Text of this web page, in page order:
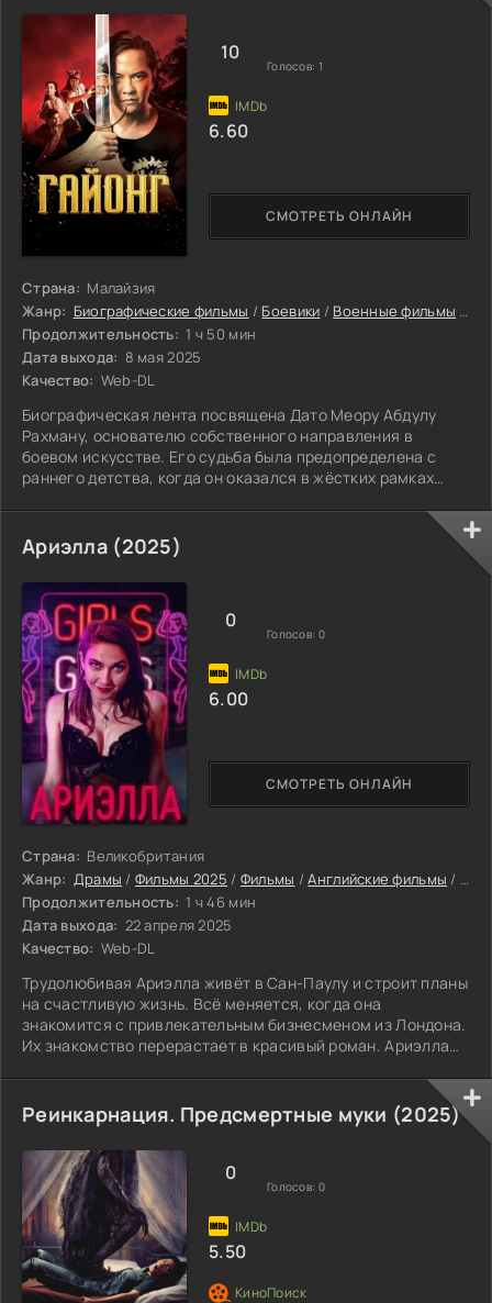
Страна: Малайзия
Жанр: Биографические фильмы / Боевики / Военные фильмы
Продолжительность: 1 ч 50 мин
Дата выхода: 8 мая 2025
Качество: Web-DL
Биографическая лента посвящена Дато Меору Абдулу
Рахману, основателю собственного направления в
боевом искусстве. Его судьба была предопределена с
раннего детства, когда он оказался в жёстких рамках
СМОТРЕТЬ ОНЛАЙН
10
Голосов: 1
6.60
Ариэлла (2025)
Страна: Великобритания
Жанр: Драмы / Фильмы 2025 / Фильмы /Английские фильмы /
Продолжительность: 1 ч 46 мин
Дата выхода: 22 апреля 2025
Качество: Web-DL
Трудолюбивая Ариэлла живёт в Сан-Паулу и строит планы
на счастливую жизнь. Всё меняется, когда она
знакомится с привлекательным бизнесменом из Лондона.
Их знакомство перерастает в красивый роман. Ариэлла
подозревает, что его нежность и внимание — лишь
прикрытие для коварного замысла. Используя её любовь,
давая обещания и запутывая в чувствах, избранник
постепенно отнимает у неё возможность быть свободной.
Он заставляет девушку заниматься
СМОТРЕТЬ ОНЛАЙН
0
Голосов: 0
6.00
Реинкарнация. Предсмертные муки (2025)
0
Голосов: 0
5.50